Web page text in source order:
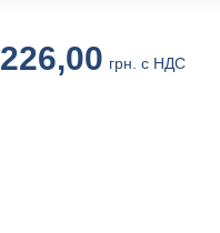
226,00 грн. с НДС